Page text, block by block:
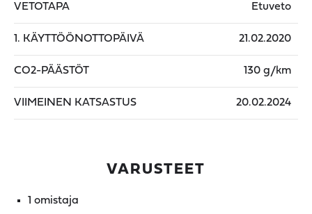
VETOTAPA Etuveto
1. KÄYTTÖÖNOTTOPÄIVÄ 21.02.2020
CO2-PÄÄSTÖT 130 g/km
VIIMEINEN KATSASTUS 20.02.2024
VARUSTEET
1 omistaja